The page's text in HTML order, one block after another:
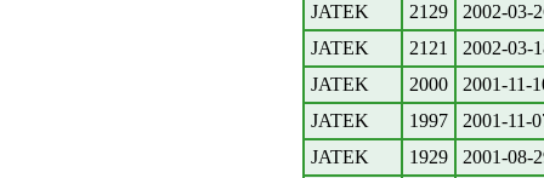
JATEK
2129
2002-03-
JATEK
2121
2002-03-
JATEK
2000
2001-11-
JATEK
1997
2001-11-
JATEK
1929
2001-08-